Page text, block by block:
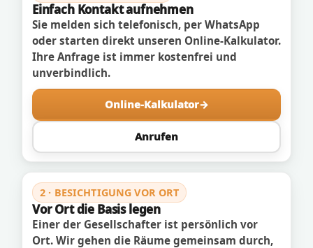
Einfach Kontakt aufnehmen
Sie melden sich telefonisch, per WhatsApp
oder starten direkt unseren Online-Kalkulator.
Ihre Anfrage ist immer kostenfrei und
unverbindlich.
Online-Kalkulator
Anrufen
2 · BESICHTIGUNG VOR ORT
Vor Ort die Basis legen
Einer der Gesellschafter ist persönlich vor
Ort. Wir gehen die Räume gemeinsam durch,